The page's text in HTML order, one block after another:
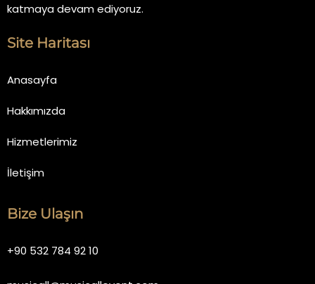
katmaya devam ediyoruz.
Site Haritası
Anasayfa
Hakkımızda
Hizmetlerimiz
İletişim
Bize Ulaşın
+90 532 784 92 10